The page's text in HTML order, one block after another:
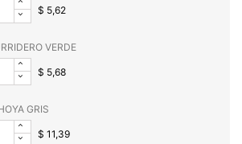
$ 5,62
VERDE
$ 5,68
GRIS
$ 11,39